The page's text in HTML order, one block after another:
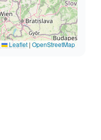
Leaflet | OpenStreetMap